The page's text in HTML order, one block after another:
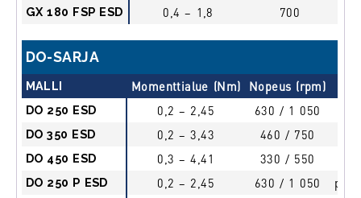
GX 180 FSP ESD 0,4 – 1,8 700
DO-SARJA
MALLI Momenttialue (Nm) Nopeus (rpm)
DO 250 ESD 0,2 – 2,45 630 / 1 050
DO 350 ESD 0,2 – 3,43 460 / 750
DO 450 ESD 0,3 – 4,41 330 / 550
DO 250 P ESD 0,2 – 2,45 630 / 1 050